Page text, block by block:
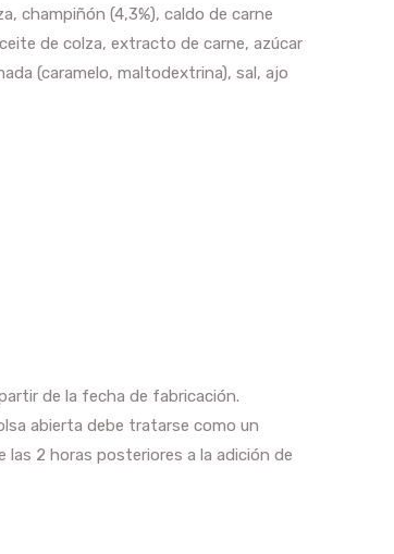
champiñón (4,3%), caldo de carne
de colza, extracto de carne, azúcar
(caramelo, maltodextrina), sal, ajo
de la fecha de fabricación.
abierta debe tratarse como un
2 horas posteriores a la adición de